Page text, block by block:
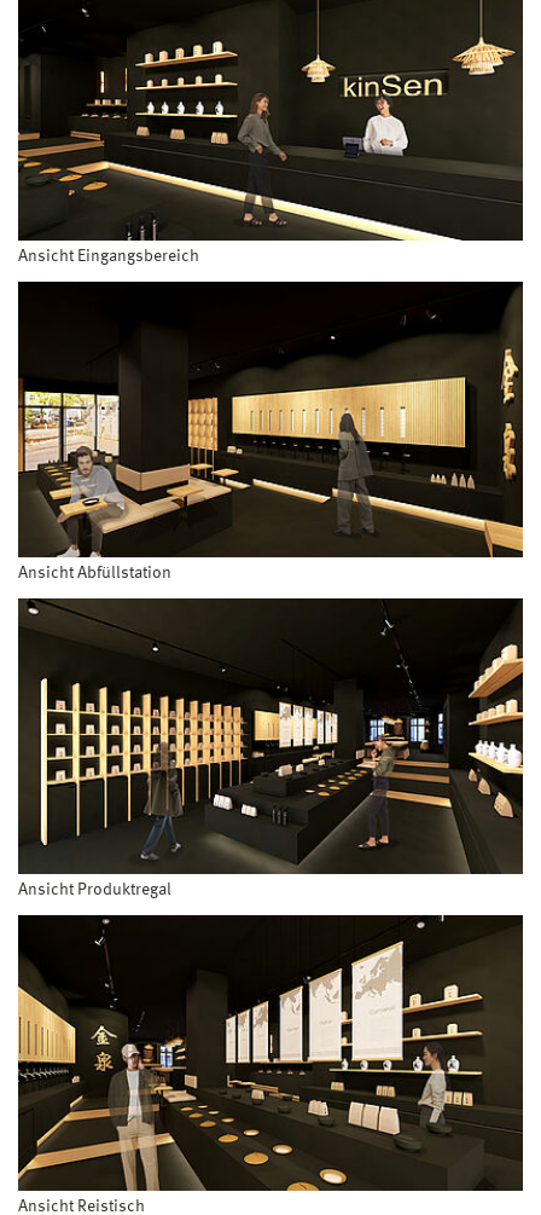
Ansicht Eingangsbereich
Ansicht Abfüllstation
Ansicht Produktregal
Ansicht Reistisch